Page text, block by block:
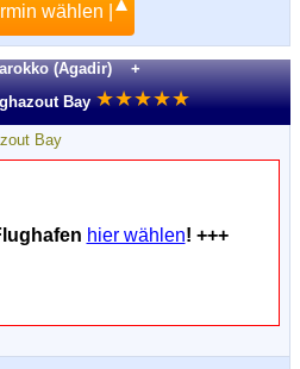
wählen |
(Agadir) +
Bay ★★★★★
hier wählen! +++